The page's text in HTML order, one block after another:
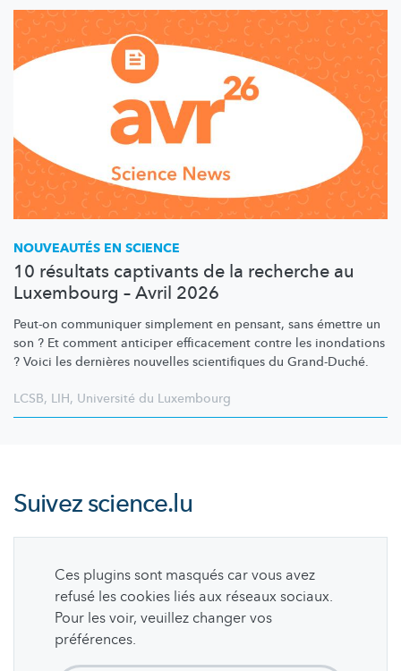
NOUVEAUTÉS EN SCIENCE
10 résultats captivants de la recherche au
Luxembourg – Avril 2026
Peut-on communiquer simplement en pensant, sans émettre un
son ? Et comment anticiper efficacement contre les inondations
? Voici les dernières nouvelles scientifiques du Grand-Duché.
LCSB, LIH, Université du Luxembourg
Suivezscience.lu
Ces plugins sont masqués car vous avez
refusé les cookies liés aux réseaux sociaux.
Pour les voir, veuillez changer vos
préférences.